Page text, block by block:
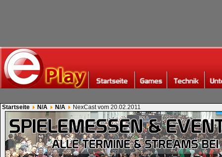
Startseite N/A N/A NexCast vom 20.02.2011